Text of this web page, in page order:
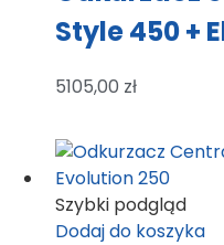
Style 450 +
5105,00 zł
Szybki podgląd
Dodaj do koszyka